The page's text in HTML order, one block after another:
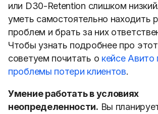
или D30-Retention слишком
уметь самостоятельно находить
проблем и брать за них
Чтобы узнать подробнее про
советуем почитать о кейсе
проблемы потери клиентов.
Умение работать в условиях
неопределенности. Вы